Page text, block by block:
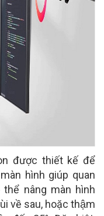
được thiết kế để
hình giúp quan
nâng màn hình
về sau, hoặc thậm